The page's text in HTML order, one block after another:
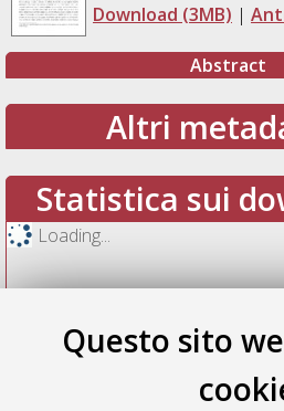
Questo sito
Download (3MB) |
Abstract
Altri
Statistica sui
Loading...